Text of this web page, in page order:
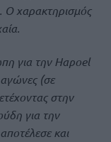
Ο χαρακτηρισμός
για την Hapoel
(σε
στην
για την
και